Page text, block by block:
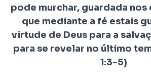
pode murchar, guardada nos
que mediante a fé estais
virtude de Deus para a
para se revelar no último
1:3-5)